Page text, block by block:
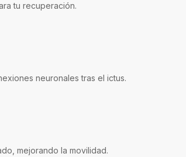
tu recuperación.
neuronales tras el ictus.
mejorando la movilidad.